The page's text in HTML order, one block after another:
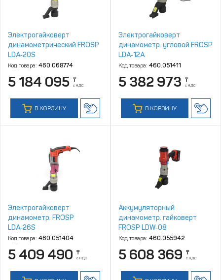
Электрогайковерт
динамометрический FROSP
LDA‑20S
Код товара: 460.068774
5 184 095 ₸
с НДС
В КОРЗИНУ
Электрогайковерт
динамометр. угловой FROSP
LDA‑12A
Код товара: 460.051411
5 382 973 ₸
с НДС
В КОРЗИНУ
Электрогайковерт
динамометр. FROSP
LDA‑26S
Код товара: 460.051404
5 409 490 ₸
с НДС
Аккумуляторный
динамометр. гайковерт
FROSP LDW‑08
Код товара: 460.055942
5 608 369 ₸
с НДС